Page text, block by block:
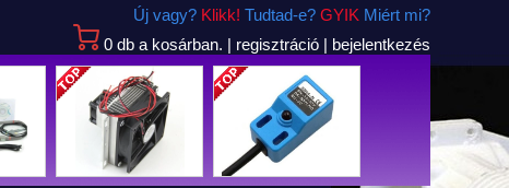
0 db a kosárban. | regisztráció | bejelentkezés
Új vagy? Klikk! Tudtad-e? GYIK Miért mi?